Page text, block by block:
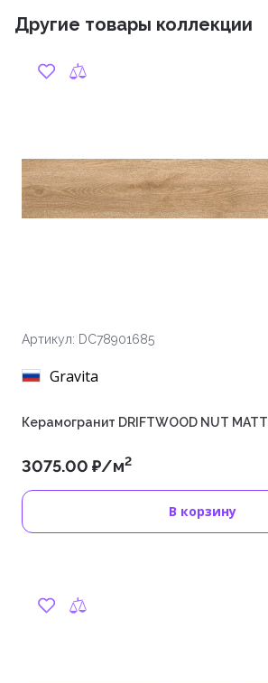
Другие товары коллекции
Артикул: DC78901685
Gravita
Керамогранит DRIFTWOOD NUT
3075.00 ₽/м2
В корзину